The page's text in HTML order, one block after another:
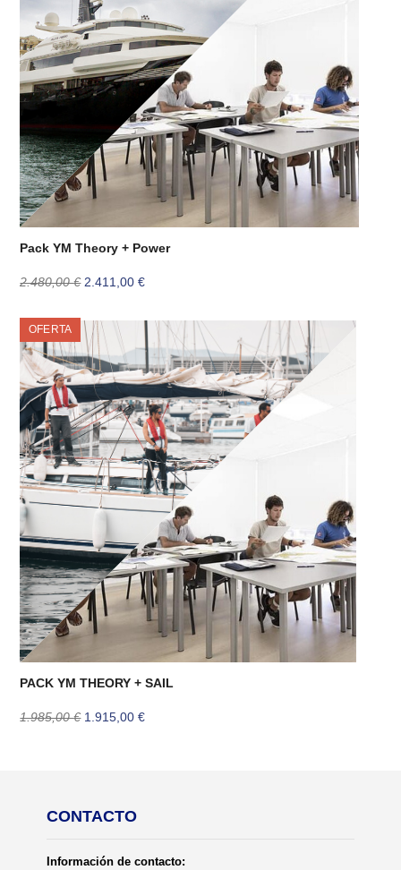
Pack YM Theory + Power
2.480,00€ El
era:
2.480,00 €.
2.411,00€El
es:
2.411,00 €.
OFERTA
PACK YM THEORY + SAIL
1.985,00€ El1.915,00€El
CONTACTO
Información de contacto: